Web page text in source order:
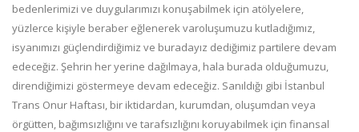
bedenlerimizi ve duygularımızı konuşabilmek için atölyelere,
yüzlerce kişiyle beraber eğlenerek varoluşumuzu kutladığımız,
isyanımızı güçlendirdiğimiz ve buradayız dediğimiz partilere devam
edeceğiz. Şehrin her yerine dağılmaya, hala burada olduğumuzu,
direndiğimizi göstermeye devam edeceğiz. Sanıldığı gibi İstanbul
Trans Onur Haftası, bir iktidardan, kurumdan, oluşumdan veya
örgütten, bağımsızlığını ve tarafsızlığını koruyabilmek için finansal